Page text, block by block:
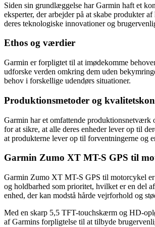
Siden sin grundlæggelse har Garmin haft et
eksperter, der arbejder på at skabe produkter
deres teknologiske innovationer og
Ethos og værdier
Garmin er forpligtet til at imødekomme
udforske verden omkring dem uden
behov i forskellige udendørs situationer.
Produktionsmetoder og
Garmin har et omfattende produktionsnetværk
for at sikre, at alle deres enheder lever op til
at produkterne lever op til forventningerne og
Garmin Zumo XT MT-S GPS til
Garmin Zumo XT MT-S GPS til motorcykel er
og holdbarhed som prioritet, hvilket er en del
enhed, der kan modstå hårde vejrforhold og
Med en skarp 5,5 TFT-touchskærm og HD-
af Garmins forpligtelse til at tilbyde